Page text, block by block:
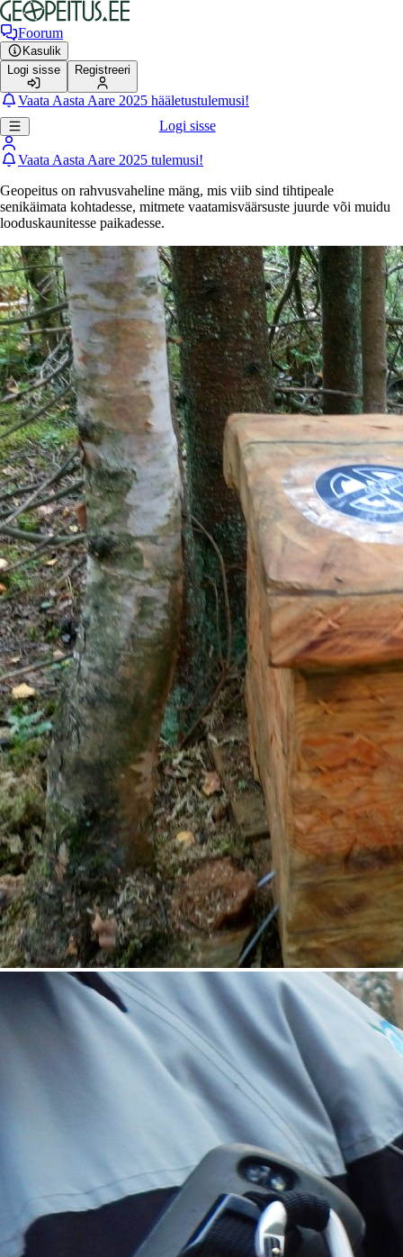
Foorum
Kasulik
Logi sisse
Registreeri
Vaata Aasta Aare 2025 hääletustulemusi!
Logi sisse
Vaata Aasta Aare 2025 tulemusi!
Geopeitus on rahvusvaheline mäng, mis viib sind tihtipeale
senikäimata kohtadesse, mitmete vaatamisväärsuste juurde või muidu
looduskaunitesse paikadesse.